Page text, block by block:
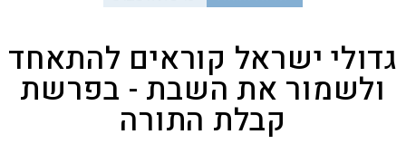
גדולי ישראל קוראים להתאחד
ולשמור את השבת - בפרשת
קבלת התורה